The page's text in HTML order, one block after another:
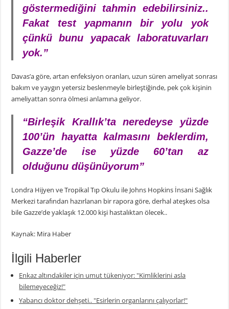
göstermediğini tahmin edebilirsiniz..
Fakat test yapmanın bir yolu yok
çünkü bunu yapacak laboratuvarları
yok.”
Davas’a göre, artan enfeksiyon oranları, uzun süren ameliyat sonrası
bakım ve yaygın yetersiz beslenmeyle birleştiğinde, pek çok kişinin
ameliyattan sonra ölmesi anlamına geliyor.
“Birleşik Krallık’ta neredeyse yüzde
100’ün hayatta kalmasını beklerdim,
Gazze’de ise yüzde 60’tan az
olduğunu düşünüyorum”
Londra Hijyen ve Tropikal Tıp Okulu ile Johns Hopkins İnsani Sağlık
Merkezi tarafından hazırlanan bir rapora göre, derhal ateşkes olsa
bile Gazze’de yaklaşık 12.000 kişi hastalıktan ölecek..
Kaynak: Mira Haber
İlgili Haberler
Enkaz altındakiler için umut tükeniyor: "Kimliklerini asla
bilemeyeceğiz!"
Yabancı doktor dehşeti.. "Esirlerin organlarını çalıyorlar!"